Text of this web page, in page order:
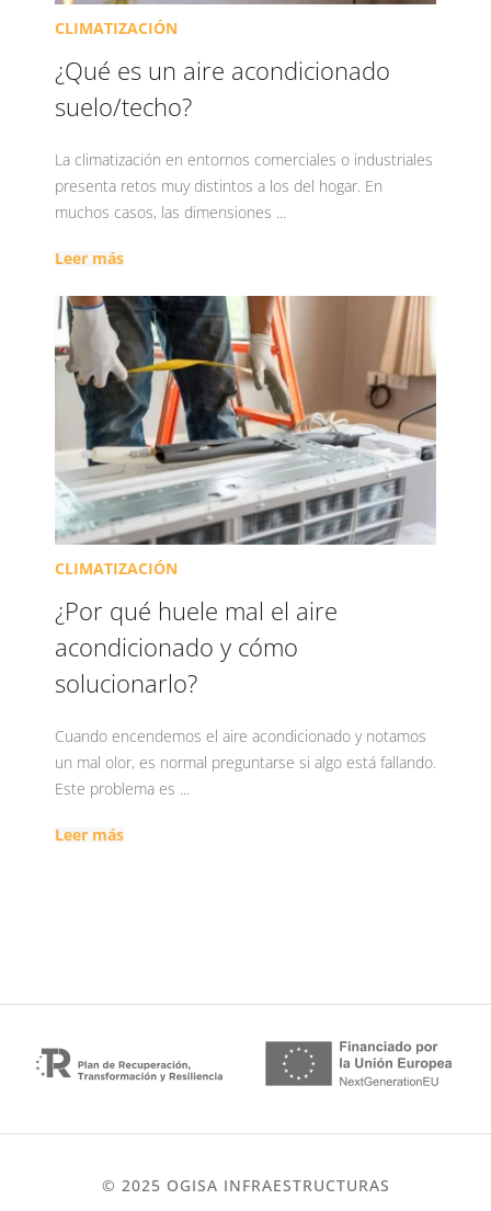
CLIMATIZACIÓN
¿Qué es un aire acondicionado
suelo/techo?
La climatización en entornos comerciales o industriales
presenta retos muy distintos a los del hogar. En
muchos casos, las dimensiones ...
Leer más
CLIMATIZACIÓN
¿Por qué huele mal el aire
acondicionado y cómo
solucionarlo?
Cuando encendemos el aire acondicionado y notamos
un mal olor, es normal preguntarse si algo está fallando.
Este problema es ...
Leer más
© 2025 OGISA INFRAESTRUCTURAS